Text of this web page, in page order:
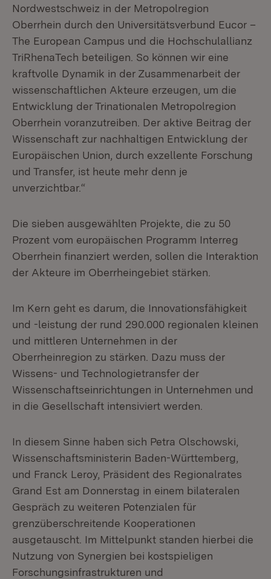
Nordwestschweiz in der Metropolregion
Oberrhein durch den Universitätsverbund Eucor –
The European Campus und die Hochschulallianz
TriRhenaTech beteiligen. So können wir eine
kraftvolle Dynamik in der Zusammenarbeit der
wissenschaftlichen Akteure erzeugen, um die
Entwicklung der Trinationalen Metropolregion
Oberrhein voranzutreiben. Der aktive Beitrag der
Wissenschaft zur nachhaltigen Entwicklung der
Europäischen Union, durch exzellente Forschung
und Transfer, ist heute mehr denn je
unverzichtbar.“
Die sieben ausgewählten Projekte, die zu 50
Prozent vom europäischen Programm Interreg
Oberrhein finanziert werden, sollen die Interaktion
der Akteure im Oberrheingebiet stärken.
Im Kern geht es darum, die Innovationsfähigkeit
und -leistung der rund 290.000 regionalen kleinen
und mittleren Unternehmen in der
Oberrheinregion zu stärken. Dazu muss der
Wissens- und Technologietransfer der
Wissenschaftseinrichtungen in Unternehmen und
in die Gesellschaft intensiviert werden.
In diesem Sinne haben sich Petra Olschowski,
Wissenschaftsministerin Baden-Württemberg,
und Franck Leroy, Präsident des Regionalrates
Grand Est am Donnerstag in einem bilateralen
Gespräch zu weiteren Potenzialen für
grenzüberschreitende Kooperationen
ausgetauscht. Im Mittelpunkt standen hierbei die
Nutzung von Synergien bei kostspieligen
Forschungsinfrastrukturen und